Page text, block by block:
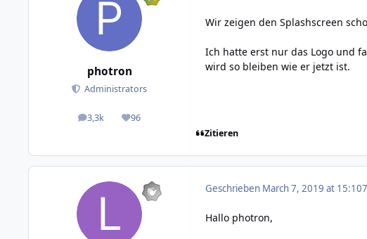
photron
Administrators
3,3k
posts 96
Reputation
Wir zeigen den Splashscreen
Ich hatte erst nur das Logo und
wird so bleiben wie er jetzt ist.
Zitieren
Geschrieben March 7, 2019 at 15:10
Hallo photron,